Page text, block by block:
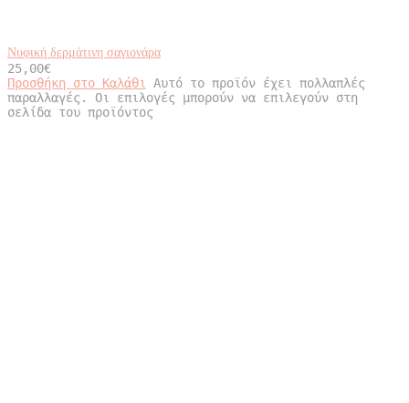
Νυφική δερμάτινη σαγιονάρα
25,00€
Προσθήκη στο Καλάθι
Αυτό το προϊόν έχει πολλαπλές
παραλλαγές. Οι επιλογές μπορούν να επιλεγούν στη
σελίδα του προϊόντος